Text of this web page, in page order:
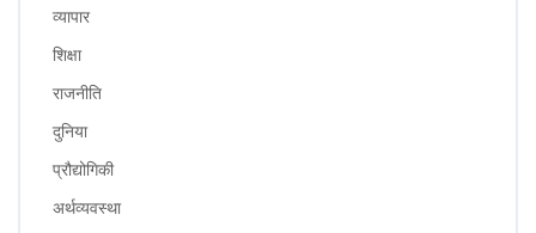
व्यापार
शिक्षा
राजनीति
दुनिया
प्रौद्योगिकी
अर्थव्यवस्था